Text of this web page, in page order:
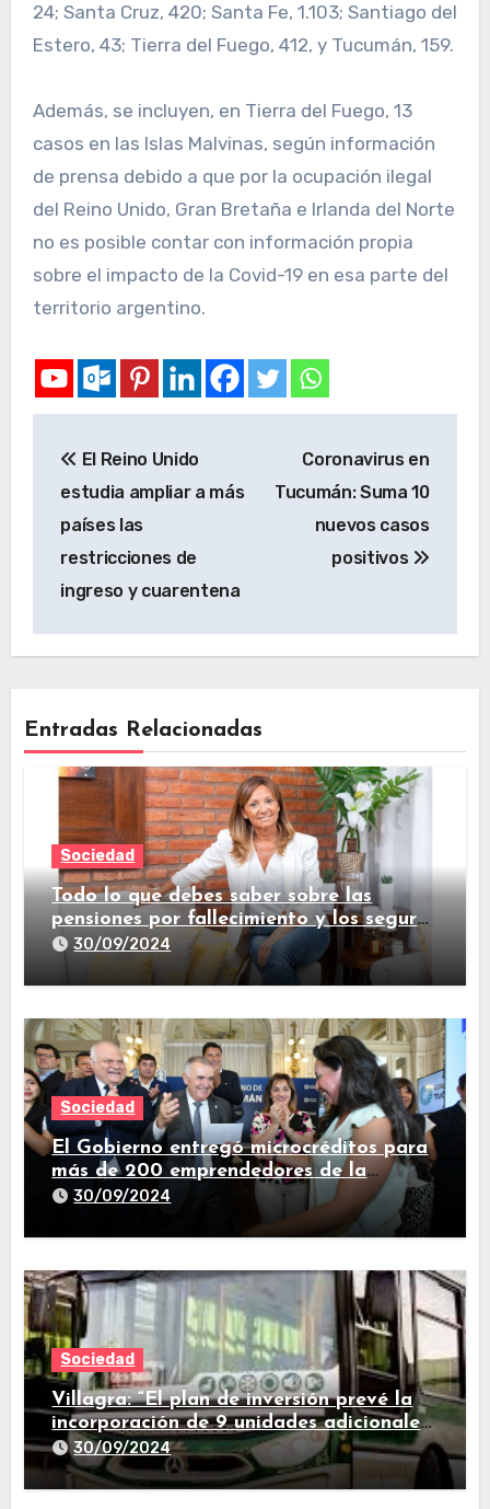
24; Santa Cruz, 420; Santa Fe, 1.103; Santiago del
Estero, 43; Tierra del Fuego, 412, y Tucumán, 159.
Además, se incluyen, en Tierra del Fuego, 13
casos en las Islas Malvinas, según información
de prensa debido a que por la ocupación ilegal
del Reino Unido, Gran Bretaña e Irlanda del Norte
no es posible contar con información propia
sobre el impacto de la Covid-19 en esa parte del
territorio argentino.
El Reino Unido
estudia ampliar a más
países las
restricciones de
ingreso y cuarentena
Coronavirus en
Tucumán: Suma 10
nuevos casos
positivos
Entradas Relacionadas
Sociedad
Todo lo que debes saber sobre las
pensiones por fallecimiento y los seguros
de vida
30/09/2024
Sociedad
El Gobierno entregó microcréditos para
más de 200 emprendedores de la
provincia
30/09/2024
Sociedad
Villagra: “El plan de inversión prevé la
incorporación de 9 unidades adicionales
para 2025″
30/09/2024